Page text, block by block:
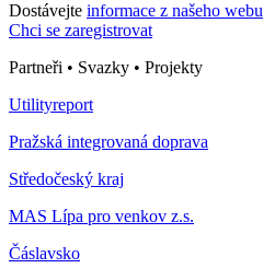
Dostávejte informace z našeho webu
Chci se zaregistrovat
Partneři • Svazky • Projekty
Utilityreport
Pražská integrovaná doprava
Středočeský kraj
MAS Lípa pro venkov z.s.
Čáslavsko